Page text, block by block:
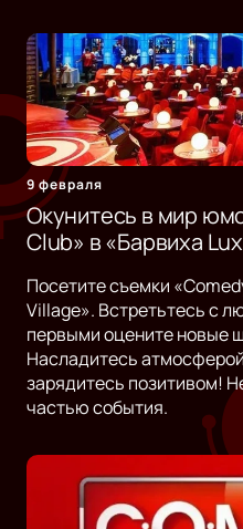
9 февраля
Окунитесь в мир
Club» в «Барвиха
Посетите съемки
Village». Встретьтесь с
первыми оцените новые
Насладитесь
зарядитесь позитивом!
частью события.